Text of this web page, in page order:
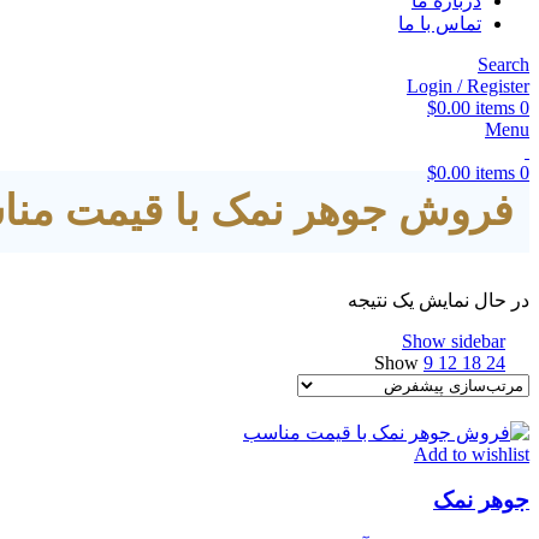
تماس با ما
Search
Login / Register
0
items
$0.00
Menu
0
items
$0.00
فروش جوهر نمک با قیمت
در حال نمایش یک نتیجه
Show sidebar
Show 9 12 18 24
Add to wishlist
جوهر نمک